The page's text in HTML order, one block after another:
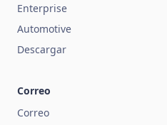
Enterprise
Automotive
Descargar
Correo
Correo